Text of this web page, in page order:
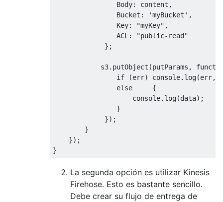
                Body: content,
                Bucket: 'myBucket',
                Key: "myKey",
                ACL: "public-read"
             };
s3.putObject(putParams,
if (err) console.log(err,
                else     {
console.log(data);
                }
             });
        }
    });
La segunda opción es utilizar Kinesis
Firehose. Esto es bastante sencillo.
Debe crear su flujo de entrega de